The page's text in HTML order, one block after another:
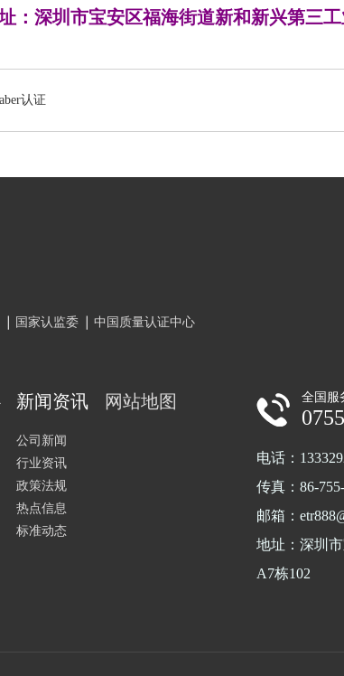
：深圳市宝安区福海街道新和新兴第三
认证
国家认监委 中国质量认证中心
新闻资讯
公司新闻
行业资讯
政策法规
热点信息
标准动态
网站地图 全国服
电话：
传真：86-
邮箱：
地址：深圳
A7栋102